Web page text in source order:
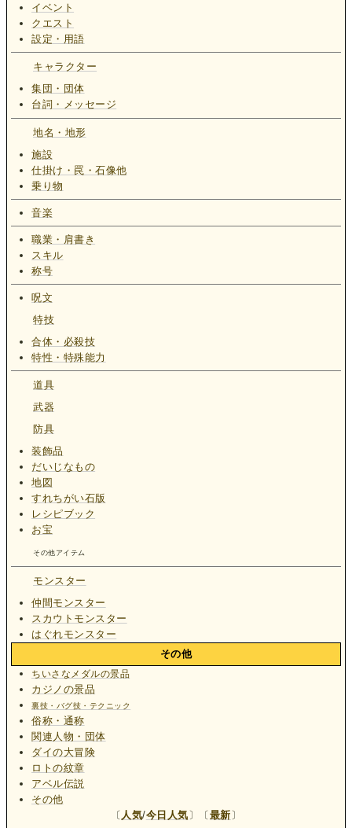
イベント
クエスト
設定・用語
キャラクター
集団・団体
台詞・メッセージ
地名・地形
施設
仕掛け・罠・石像他
乗り物
音楽
職業・肩書き
スキル
称号
呪文
特技
合体・必殺技
特性・特殊能力
道具
武器
防具
装飾品
だいじなもの
地図
すれちがい石版
レシピブック
お宝
その他アイテム
モンスター
仲間モンスター
スカウトモンスター
はぐれモンスター
その他
ちいさなメダルの景品
カジノの景品
裏技・バグ技・テクニック
俗称・通称
関連人物・団体
ダイの大冒険
ロトの紋章
アベル伝説
その他
〔 人気/今日人気 〕〔 最新 〕